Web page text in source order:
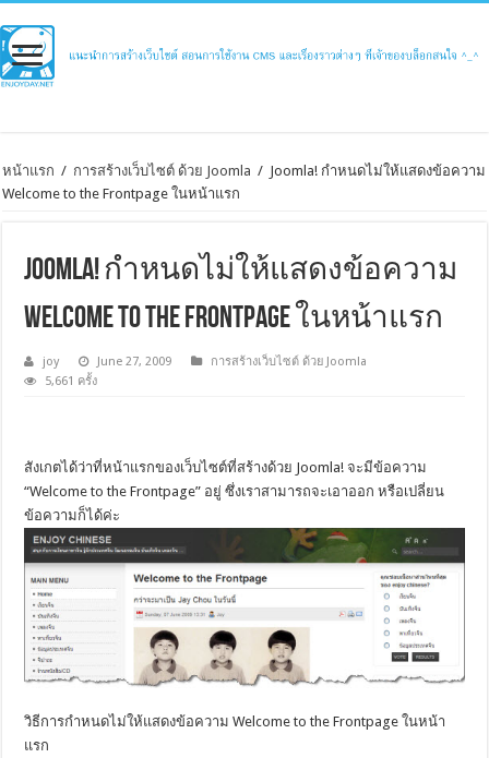
หน้าแรก / การสร้างเว็บไซต์ ด้วย Joomla / Joomla! กำหนดไม่ให้แสดงข้อความ
Welcome to the Frontpage ในหน้าแรก
Joomla! กำหนดไม่ให้แสดงข้อความ
Welcome to the Frontpage ในหน้าแรก
joy June 27, 2009
การสร้างเว็บไซต์ ด้วย Joomla
5,661 ครั้ง
สังเกตได้ว่าที่หน้าแรกของเว็บไซต์ที่สร้างด้วย Joomla! จะมีข้อความ
“Welcome to the Frontpage” อยู่ ซึ่งเราสามารถจะเอาออก หรือเปลี่ยน
ข้อความก็ได้ค่ะ
วิธีการกำหนดไม่ให้แสดงข้อความ Welcome to the Frontpage ในหน้า
แรก